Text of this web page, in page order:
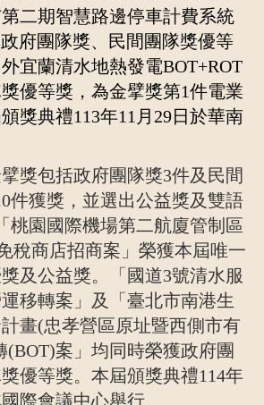
二期智慧路邊停車計費系統
府團隊獎、民間團隊獎優等
宜蘭清水地熱發電BOT+ROT
優等獎，為金擘獎第1件電業
獎典禮113年11 月 29日於華南
獎包括政府團隊獎3件及民間
件獲獎，並選出公益獎及雙語
桃園國際機場第二航廈管制區
稅商店招商案」榮獲本屆唯一
及公益獎。「國道3號清水服
移轉案」及「臺北市南港生
畫(忠孝營區原址暨西側市有
(BOT)案」均同時榮獲政府團
優等獎。本屆頒獎典禮114年
際會議中心舉行。